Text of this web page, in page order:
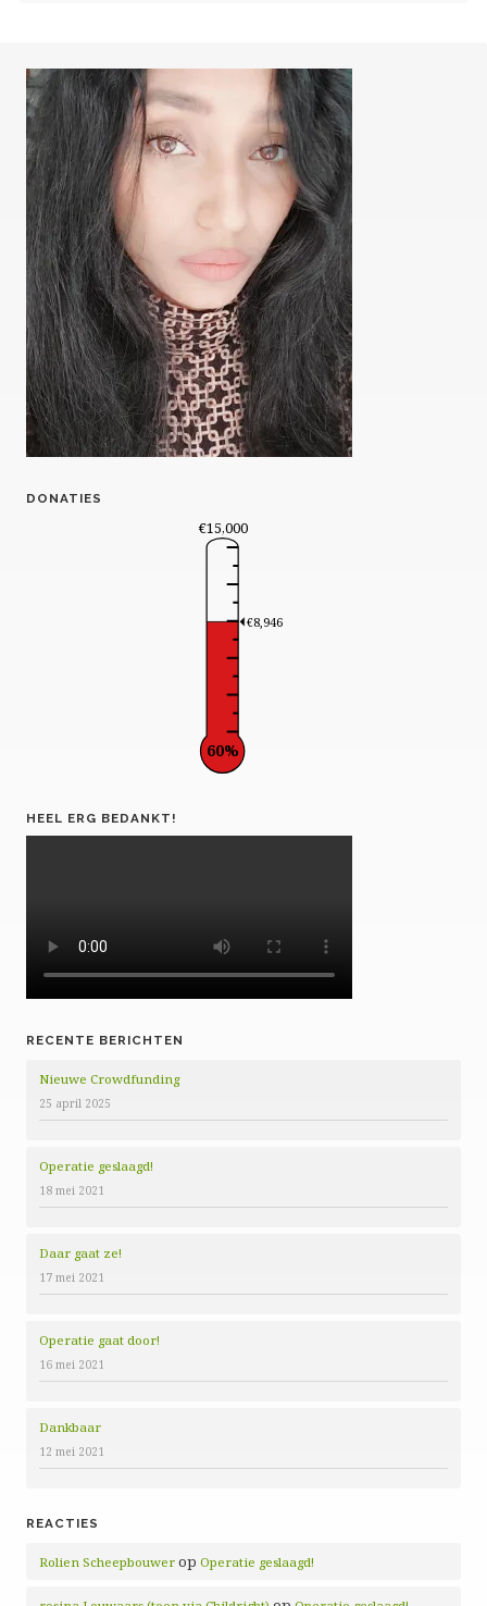
DONATIES
€15,000
€8,946
60%
HEEL ERG BEDANKT!
RECENTE BERICHTEN
Nieuwe Crowdfunding
25 april 2025
Operatie geslaagd!
18 mei 2021
Daar gaat ze!
17 mei 2021
Operatie gaat door!
16 mei 2021
Dankbaar
12 mei 2021
REACTIES
Rolien Scheepbouwer op Operatie geslaagd!